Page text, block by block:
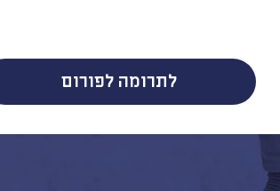
לתרומה לפורום